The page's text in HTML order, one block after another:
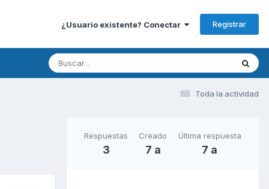
¿Usuario existente? Conectar Registrar
Toda la actividad
Respuestas
3
Creado
7 a
Última respuesta
7 a